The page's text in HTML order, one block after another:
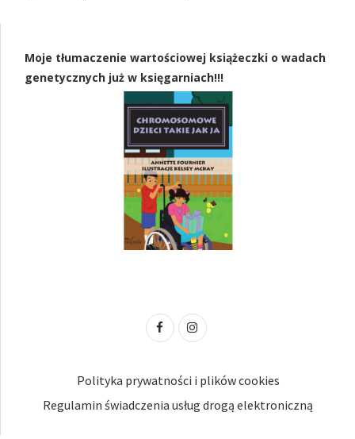
Moje tłumaczenie wartościowej książeczki o wadach
genetycznych już w księgarniach!!!
Polityka prywatności i plików cookies
Regulamin świadczenia usług drogą elektroniczną